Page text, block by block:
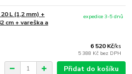
L (1,2 mm) +
cm + vareška a
6 520 Kč/ks
5 388 Kč bez DPH
expedice 3-5 dnů
Přidat do košíku